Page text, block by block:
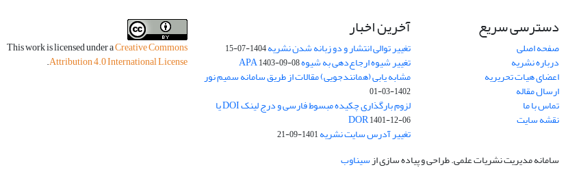
دسترسی سریع
صفحه اصلی
درباره نشریه
اعضای هیات تحریریه
ارسال مقاله
تماس با ما
نقشه سایت
آخرین اخبار
تغییر توالی انتشار و دو زبانه شدن نشریه1404-07-15
تغییر شیوه ارجاع‌دهی به شیوه APA1403-09-08
مشابه یابی (همانندجویی) مقالات از طریق سامانه سمیم نور
1402-03-01
لزوم بارگذاری چکیده مبسوط فارسی و درج لینک DOI یا
DOR1401-12-06
تغییر آدرس سایت نشریه1401-09-21
This work is licensed under aCreative Commons
Attribution 4.0 International License
.
سامانه مدیریت نشریات علمی.طراحی و پیاده سازی ازسیناوب